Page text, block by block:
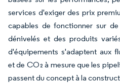
services d'exiger des prix
capables de fonctionner sur
dénivelés et des produits
d'équipements s'adaptent aux
et de CO₂ à mesure que les
passent du concept à la